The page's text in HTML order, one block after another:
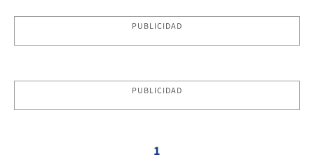
PUBLICIDAD
PUBLICIDAD
1